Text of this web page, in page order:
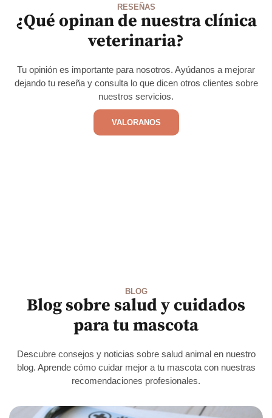
RESEÑAS
¿Qué opinan de nuestra clínica
veterinaria?
Tu opinión es importante para nosotros. Ayúdanos a mejorar
dejando tu reseña y consulta lo que dicen otros clientes sobre
nuestros servicios.
VALORANOS
BLOG
Blog sobre salud y cuidados
para tu mascota
Descubre consejos y noticias sobre salud animal en nuestro
blog. Aprende cómo cuidar mejor a tu mascota con nuestras
recomendaciones profesionales.